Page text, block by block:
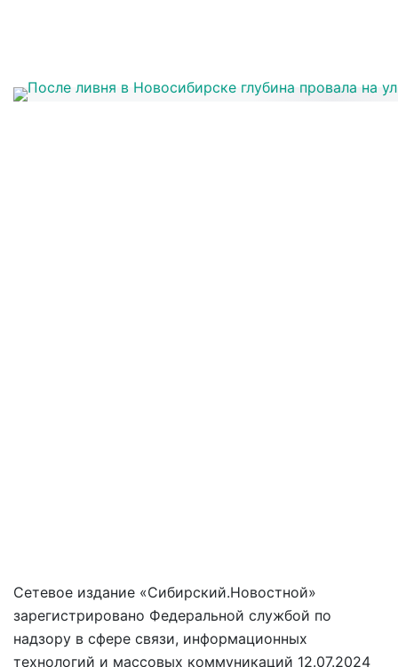
Сетевое издание «Сибирский.Новостной»
зарегистрировано Федеральной службой по
надзору в сфере связи, информационных
технологий и массовых коммуникаций 12.07.2024